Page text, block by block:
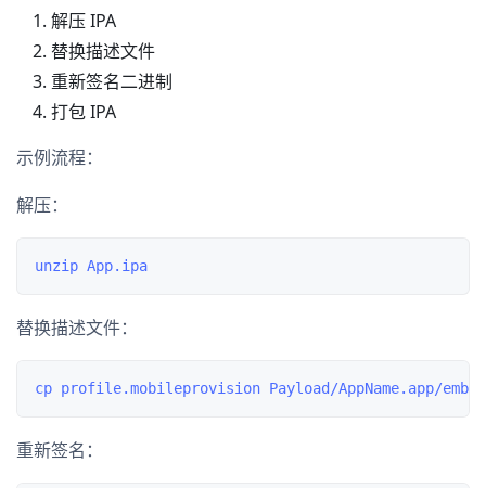
解压 IPA
替换描述文件
重新签名二进制
打包 IPA
示例流程：
解压：
替换描述文件：
重新签名：